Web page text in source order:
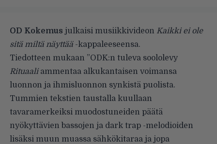
OD Kokemus julkaisi musiikkivideon Kaikki ei ole
sitä miltä näyttää-kappaleeseensa.
Tiedotteen mukaan ”ODK:n tuleva soololevy
Rituaaliammentaa alkukantaisen voimansa
luonnon ja ihmisluonnon synkistä puolista.
Tummien tekstien taustalla kuullaan
tavaramerkeiksi muodostuneiden päätä
nyökyttävien bassojen ja dark trap -melodioiden
lisäksi muun muassa sähkökitaraa ja jopa